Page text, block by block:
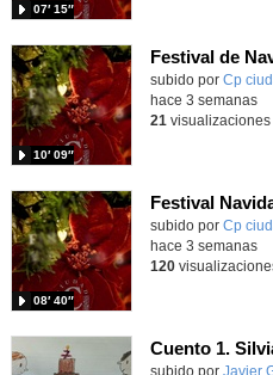
07′ 15″
subido por Cp
10′ 09″
hace 3 semanas
21 visualizaciones
subido por Cp
08′ 40″
hace 3 semanas
120
Cuento 1.
Contenido
subido por Javier